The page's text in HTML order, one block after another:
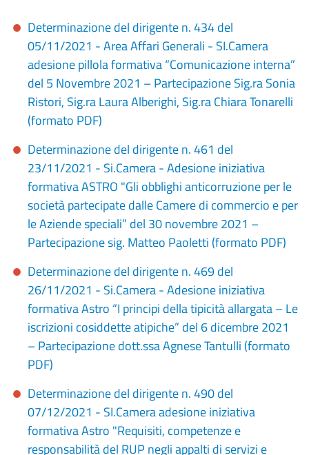
Determinazione del dirigente n. 434 del
05/11/2021 -Area Affari Generali - SI.Camera
adesione pillola formativa “Comunicazione interna”
del 5 Novembre 2021 – Partecipazione Sig.ra Sonia
Ristori, Sig.ra Laura Alberighi, Sig.ra Chiara Tonarelli
(formato PDF)
Determinazione del dirigente n. 461 del
23/11/2021 - Si.Camera - Adesione iniziativa
formativa ASTRO "Gli obblighi anticorruzione per le
società partecipate dalle Camere di commercio e per
le Aziende speciali” del 30 novembre 2021 –
Partecipazione sig. Matteo Paoletti (formato PDF)
Determinazione del dirigente n. 469 del
26/11/2021 - Si.Camera - Adesione iniziativa
formativa Astro “I principi della tipicità allargata – Le
iscrizioni cosiddette atipiche” del 6 dicembre 2021
– Partecipazione dott.ssa Agnese Tantulli (formato
PDF)
Determinazione del dirigente n. 490 del
07/12/2021 - SI.Camera adesione iniziativa
formativa Astro "Requisiti, competenze e
responsabilità del RUP negli appalti di servizi e